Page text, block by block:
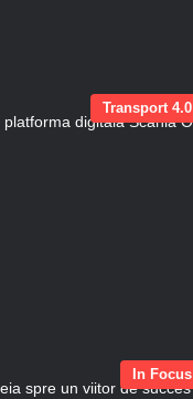
Transport 4.0
In Focus